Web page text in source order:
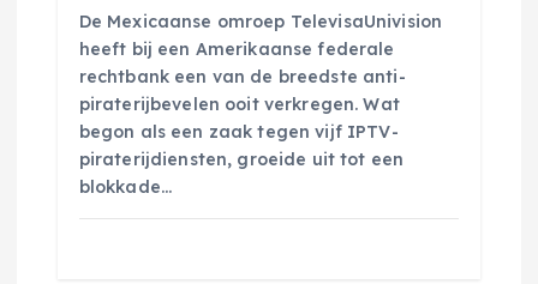
De Mexicaanse omroep TelevisaUnivision
heeft bij een Amerikaanse federale
rechtbank een van de breedste anti-
piraterijbevelen ooit verkregen. Wat
begon als een zaak tegen vijf IPTV-
piraterijdiensten, groeide uit tot een
blokkade…